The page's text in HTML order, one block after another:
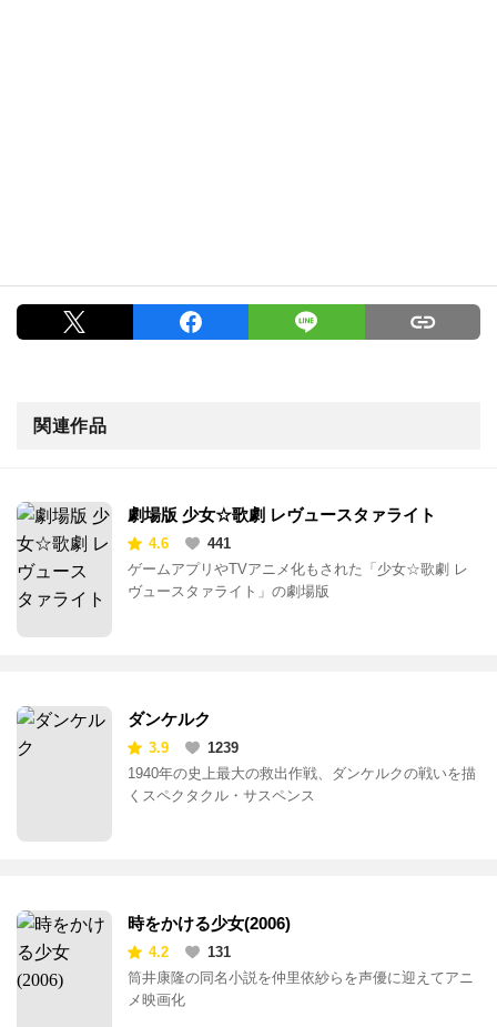
関連作品
劇場版 少女☆歌劇 レヴュースタァライト
4.6
441
ゲームアプリやTVアニメ化もされた「少女☆歌劇 レ
ヴュースタァライト」の劇場版
ダンケルク
3.9
1239
1940年の史上最大の救出作戦、ダンケルクの戦いを描
くスペクタクル・サスペンス
時をかける少女(2006)
4.2
131
筒井康隆の同名小説を仲里依紗らを声優に迎えてアニ
メ映画化